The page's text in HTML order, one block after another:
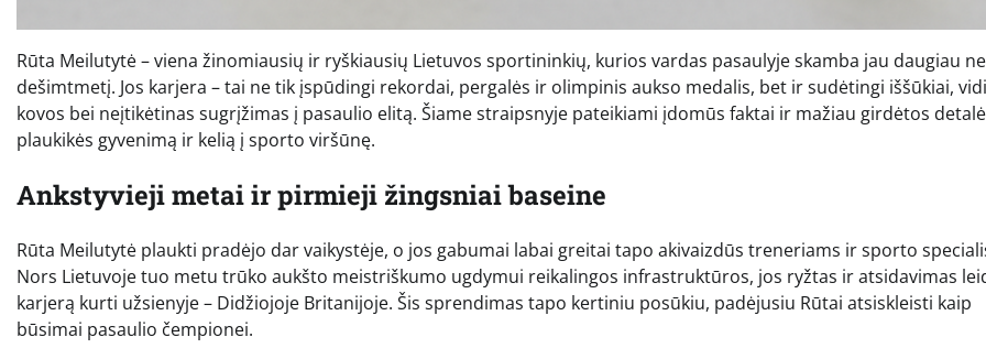
Rūta Meilutytė – viena žinomiausių ir ryškiausių Lietuvos sportininkių, kurios vardas pasaulyje skamba jau daugiau
dešimtmetį. Jos karjera – tai ne tik įspūdingi rekordai, pergalės ir olimpinis aukso medalis, bet ir sudėtingi iššūkiai,
kovos bei neįtikėtinas sugrįžimas į pasaulio elitą. Šiame straipsnyje pateikiami įdomūs faktai ir mažiau girdėtos
plaukikės gyvenimą ir kelią į sporto viršūnę.
Ankstyvieji metai ir pirmieji žingsniai baseine
Rūta Meilutytė plaukti pradėjo dar vaikystėje, o jos gabumai labai greitai tapo akivaizdūs treneriams ir sporto
Nors Lietuvoje tuo metu trūko aukšto meistriškumo ugdymui reikalingos infrastruktūros, jos ryžtas ir atsidavimas
karjerą kurti užsienyje – Didžiojoje Britanijoje. Šis sprendimas tapo kertiniu posūkiu, padėjusiu Rūtai atsiskleisti kaip
būsimai pasaulio čempionei.